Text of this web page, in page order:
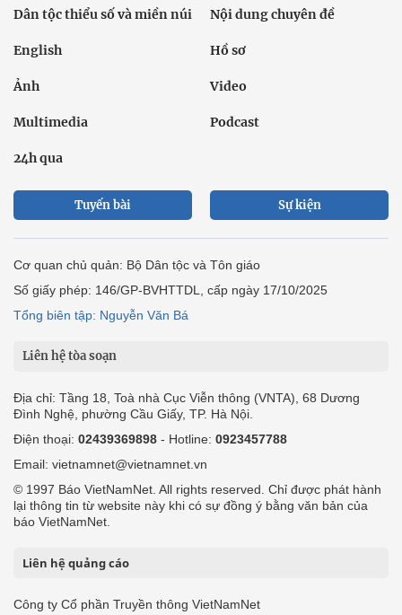
Dân tộc thiểu số và miền núi Nội dung chuyên đề
English Hồ sơ
Ảnh Video
Multimedia Podcast
24h qua
Tuyến bài Sự kiện
Cơ quan chủ quản: Bộ Dân tộc và Tôn giáo
Số giấy phép: 146/GP-BVHTTDL, cấp ngày 17/10/2025
Tổng biên tập: Nguyễn Văn Bá
Liên hệ tòa soạn
Địa chỉ: Tầng 18, Toà nhà Cục Viễn thông (VNTA), 68 Dương
Đình Nghệ, phường Cầu Giấy, TP. Hà Nội.
Điện thoại: 02439369898 - Hotline: 0923457788
Email: vietnamnet@vietnamnet.vn
© 1997 Báo VietNamNet. All rights reserved. Chỉ được phát hành
lại thông tin từ website này khi có sự đồng ý bằng văn bản của
báo VietNamNet.
Liên hệ quảng cáo
Công ty Cổ phần Truyền thông VietNamNet